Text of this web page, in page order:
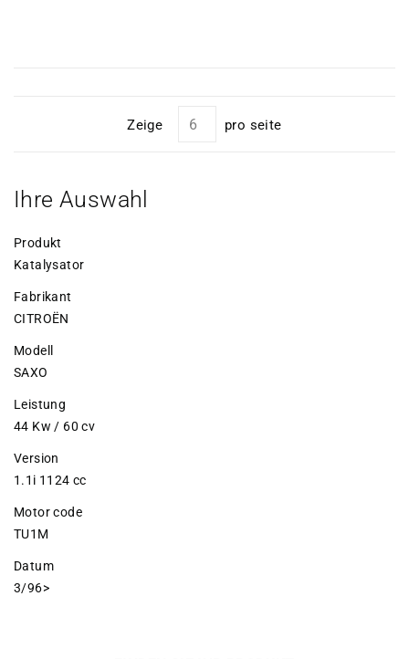
Zeige pro seite
Ihre Auswahl
Produkt
Katalysator
Fabrikant
CITROËN
Modell
SAXO
Leistung
44 Kw / 60 cv
Version
1.1i 1124 cc
Motor code
TU1M
Datum
3/96>